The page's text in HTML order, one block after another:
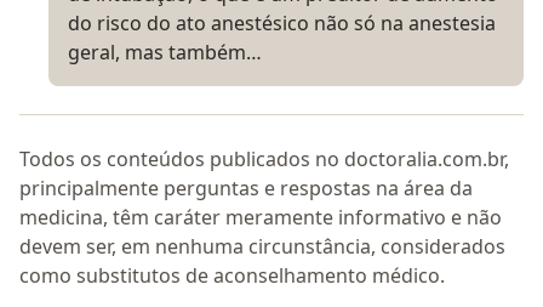
do risco do ato anestésico não só na anestesia
geral, mas também…
Todos os conteúdos publicados no doctoralia.com.br,
principalmente perguntas e respostas na área da
medicina, têm caráter meramente informativo e não
devem ser, em nenhuma circunstância, considerados
como substitutos de aconselhamento médico.